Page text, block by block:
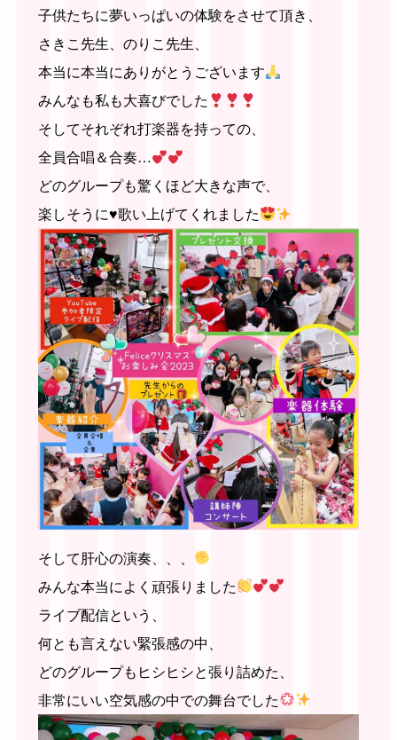
子供たちに夢いっぱいの体験をさせて頂き、
さきこ先生、のりこ先生、
本当に本当にありがとうございます
みんなも私も大喜びでした
そしてそれぞれ打楽器を持っての、
全員合唱＆合奏…
どのグループも驚くほど大きな声で、
楽しそうに♥️歌い上げてくれました
そして肝心の演奏、、、
みんな本当によく頑張りました
ライブ配信という、
何とも言えない緊張感の中、
どのグループもヒシヒシと張り詰めた、
非常にいい空気感の中での舞台でした